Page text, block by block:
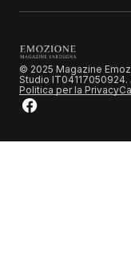
© 2025 Magazine
Studio IT04117050924.
Politica per la Privacy